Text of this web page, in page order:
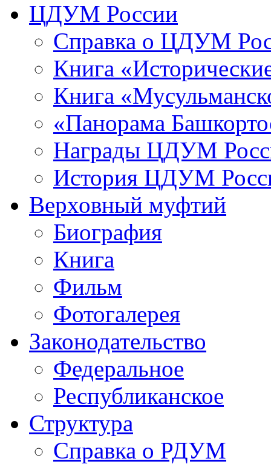
ЦДУМ России
Справка о ЦДУМ
Книга
Книга
«Панорама
Награды ЦДУМ
История ЦДУМ
Верховный муфтий
Биография
Книга
Фильм
Фотогалерея
Законодательство
Федеральное
Республиканское
Структура
Справка о РДУМ